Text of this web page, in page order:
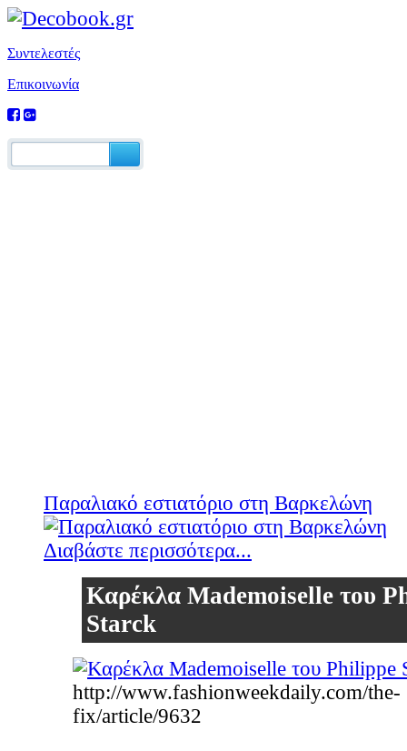
Συντελεστές
Επικοινωνία
Παραλιακό εστιατόριο στη Βαρκελώνη
Διαβάστε περισσότερα...
Καρέκλα Mademoiselle του
Starck
http://www.fashionweekdaily.com/the-
fix/article/9632